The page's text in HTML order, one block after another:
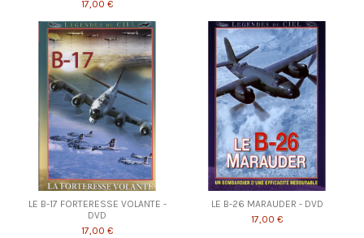
17,00 €
LE B-17 FORTERESSE VOLANTE -
DVD
17,00 €
LE B-26 MARAUDER - DVD
17,00 €